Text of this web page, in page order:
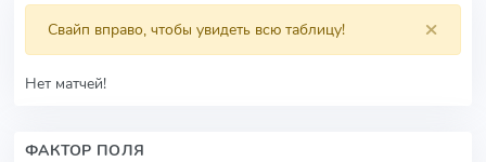
×
Свайп вправо, чтобы увидеть всю таблицу!
Нет матчей!
ФАКТОР ПОЛЯ